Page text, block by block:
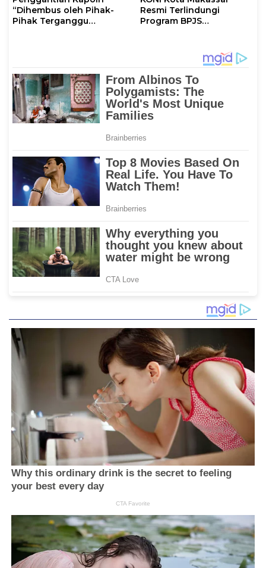
“Dihembus oleh Pihak-
Pihak Terganggu
Resmi Terlindungi
Program BPJS